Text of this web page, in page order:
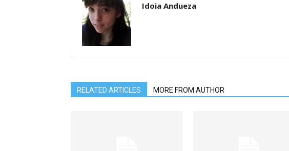
Idoia Andueza
RELATED ARTICLES MORE FROM AUTHOR